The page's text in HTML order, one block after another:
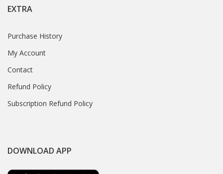
EXTRA
Purchase History
My Account
Contact
Refund Policy
Subscription Refund Policy
DOWNLOAD APP